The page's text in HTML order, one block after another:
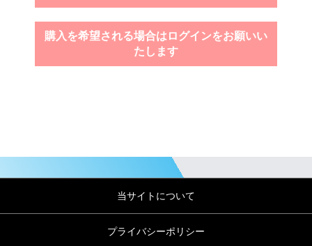
購入を希望される場合はログインをお願いい
たします
当サイトについて
プライバシーポリシー